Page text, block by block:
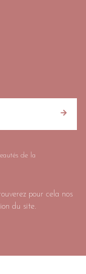
de la
pour cela nos
du site.